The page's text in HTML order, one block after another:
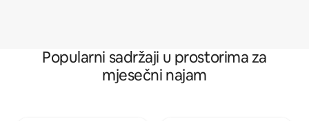
Popularni sadržaji u prostorima za
mjesečni najam